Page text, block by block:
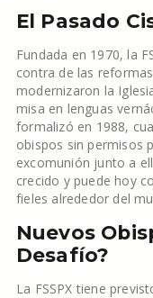
El Pasado
Fundada en 1970, la
contra de las
modernizaron la
misa en lenguas
formalizó en 1988,
obispos sin permisos
excomunión junto a
crecido y puede hoy
fieles alrededor del
Nuevos
Desafío?
La FSSPX tiene